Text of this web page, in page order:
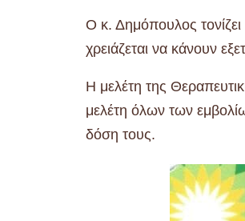
Ο κ. Δημόπουλος τονίζει
χρειάζεται να κάνουν
Η μελέτη της
μελέτη όλων των
δόση τους.